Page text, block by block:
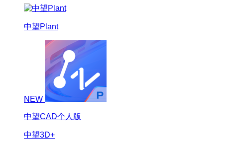
中望Plant
NEW
中望CAD个人版
中望3D+